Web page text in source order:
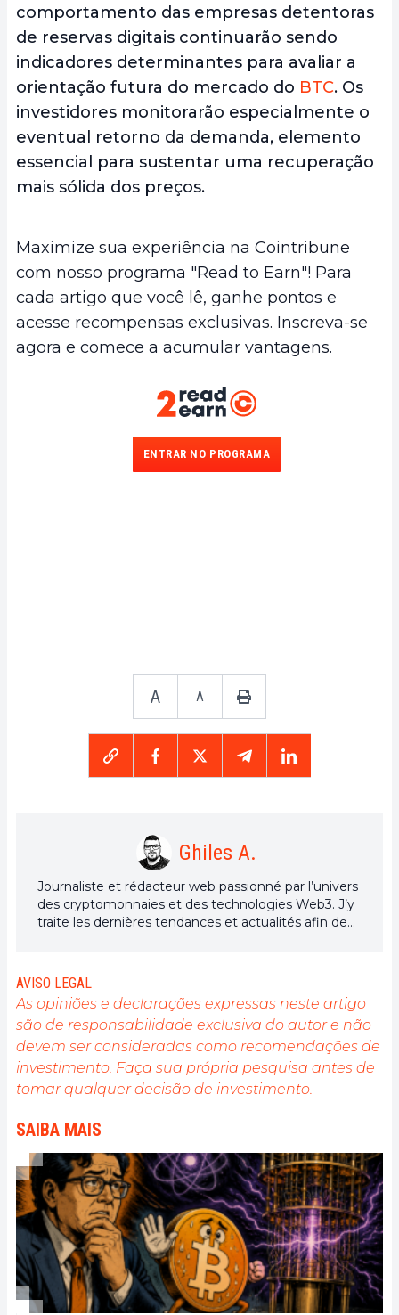
comportamento das empresas detentoras
de reservas digitais continuarão sendo
indicadores determinantes para avaliar a
orientação futura do mercado do BTC. Os
investidores monitorarão especialmente o
eventual retorno da demanda, elemento
essencial para sustentar uma recuperação
mais sólida dos preços.
Maximize sua experiência na Cointribune
com nosso programa "Read to Earn"! Para
cada artigo que você lê, ganhe pontos e
acesse recompensas exclusivas. Inscreva-se
agora e comece a acumular vantagens.
ENTRAR NO PROGRAMA
A A
Ghiles A.
Journaliste et rédacteur web passionné par l’univers
des cryptomonnaies et des technologies Web3. J’y
traite les dernières tendances et actualités afin de
AVISO LEGAL
As opiniões e declarações expressas neste artigo
são de responsabilidade exclusiva do autor e não
devem ser consideradas como recomendações de
investimento. Faça sua própria pesquisa antes de
tomar qualquer decisão de investimento.
SAIBA MAIS